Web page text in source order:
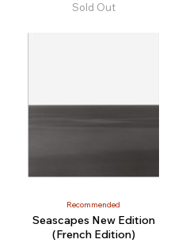
Sold Out
Recommended
Seascapes New Edition
(French Edition)